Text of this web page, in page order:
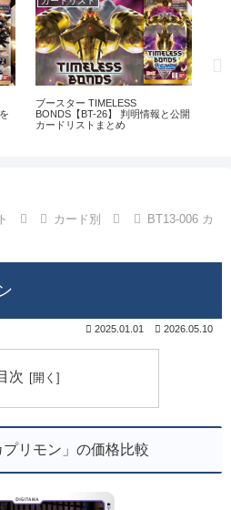
ブースター TIMELESS
BONDS【BT-26】 判明情報と公開
カードリストまとめ
カード別
BT13-006 カ
2025.01.01 2026.05.10
次
プリモン」の価格比較